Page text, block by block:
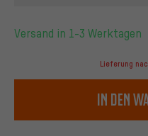
Versand in 1-3 Werktagen
Lieferung
In den